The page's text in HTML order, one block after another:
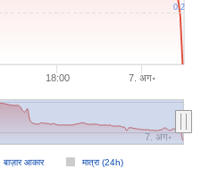
18:00 7. अग॰
बाज़ार आकार मात्रा (24h)
7. अग॰
0.2